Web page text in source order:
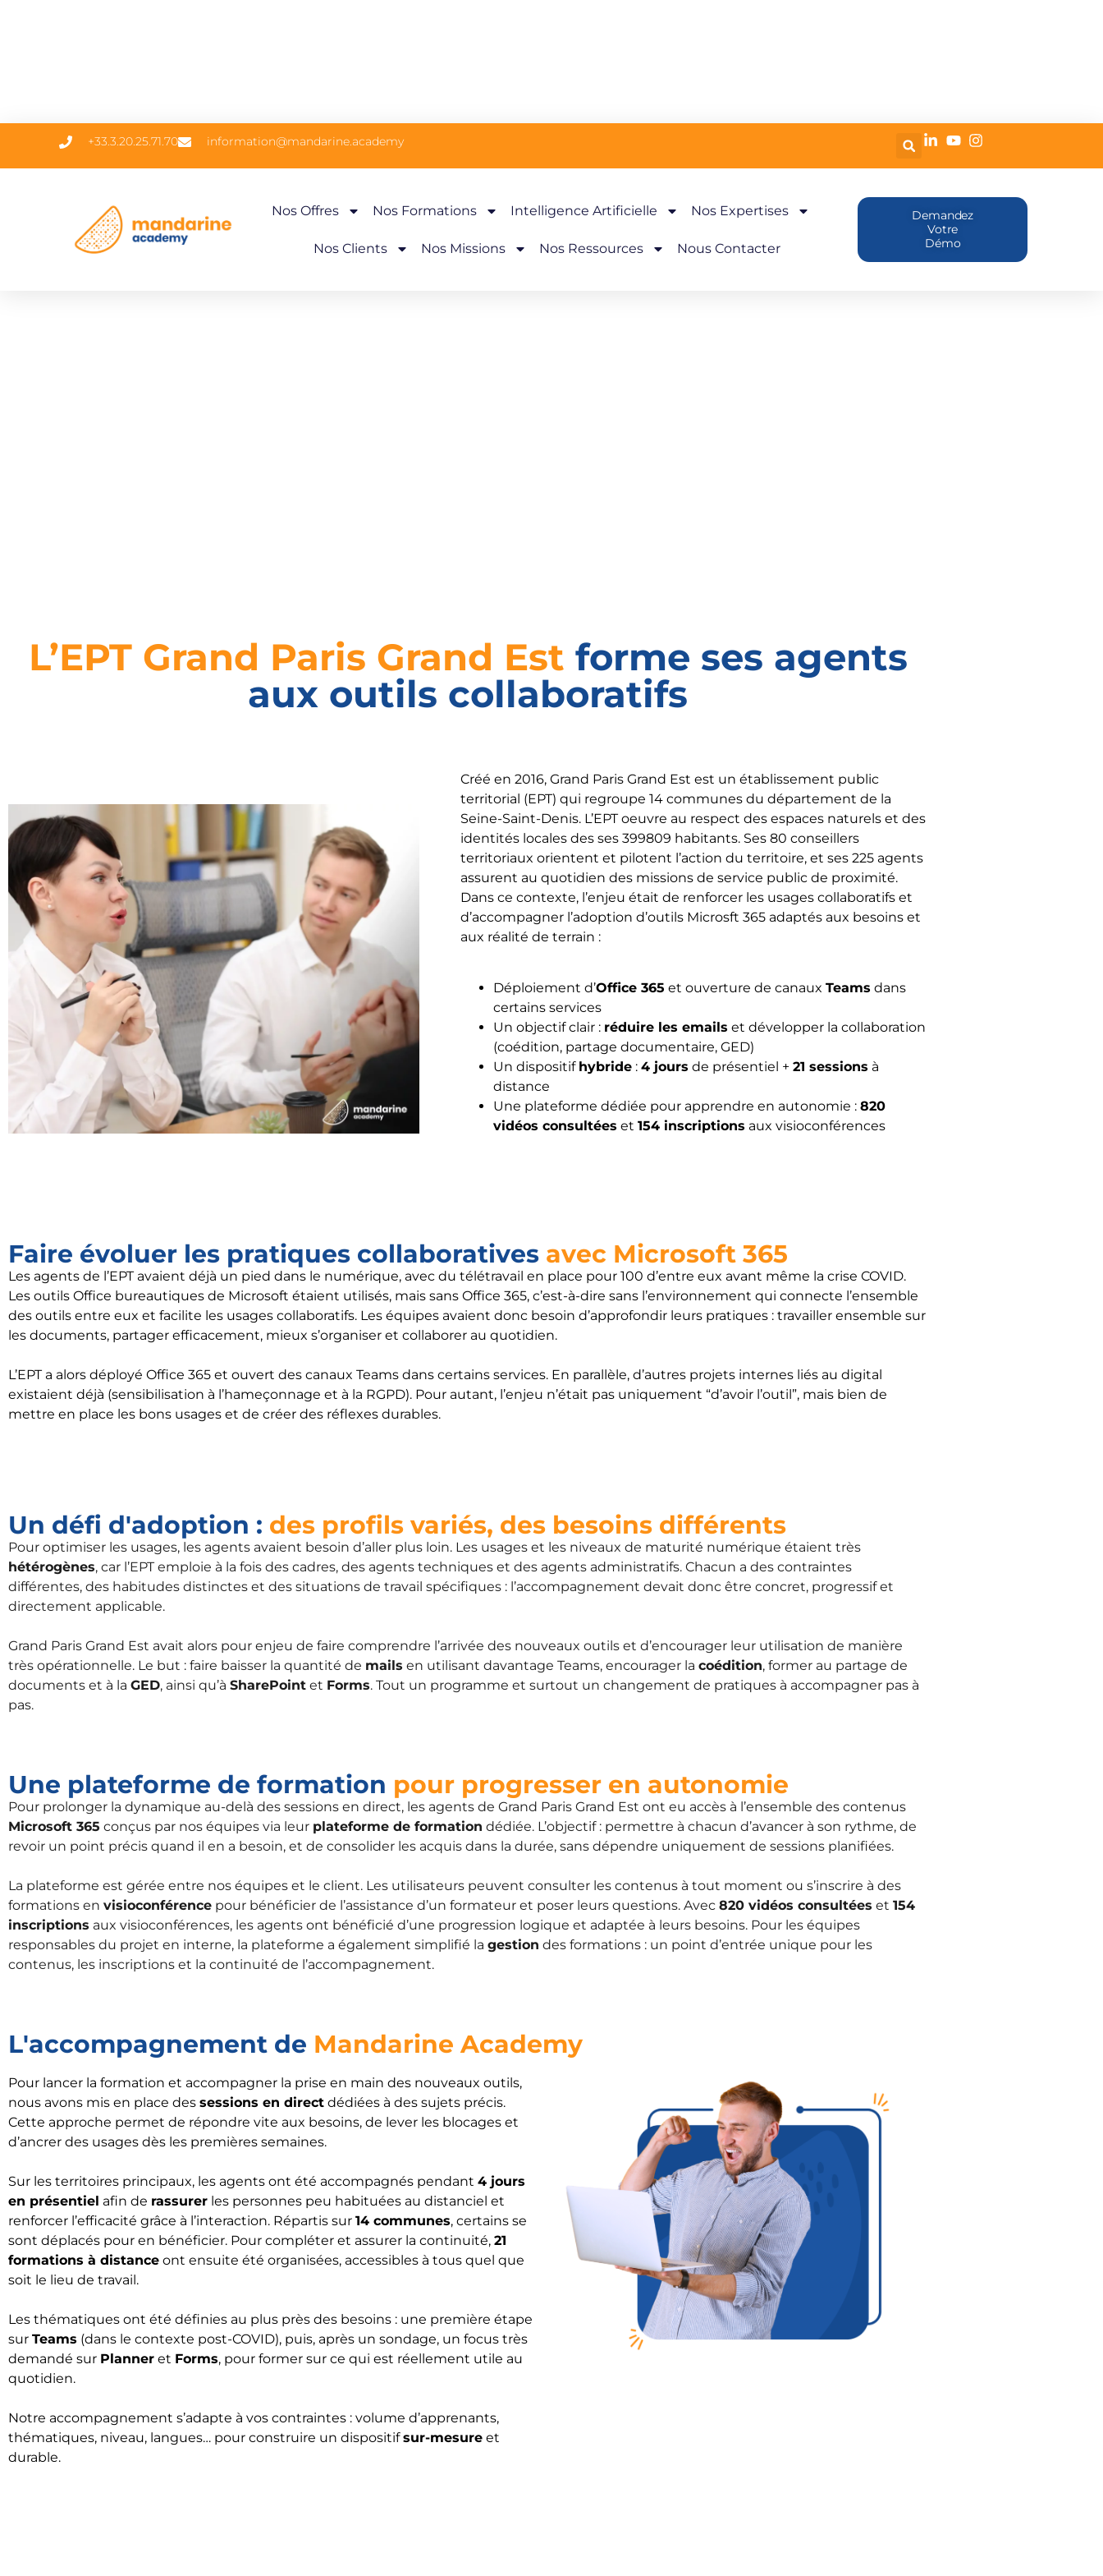
+33.3.20.25.71.70 information@mandarine.academy
Nos Offres Nos Formations Intelligence Artificielle Nos Expertises
Nos Clients Nos Missions Nos Ressources Nous Contacter
Demandez
Votre
Démo
L’EPT Grand Paris Grand Est forme ses agents
aux outils collaboratifs
Créé en 2016, Grand Paris Grand Est est un établissement public
territorial (EPT) qui regroupe 14 communes du département de la
Seine-Saint-Denis. L’EPT oeuvre au respect des espaces naturels et des
identités locales des ses 399809 habitants. Ses 80 conseillers
territoriaux orientent et pilotent l’action du territoire, et ses 225 agents
assurent au quotidien des missions de service public de proximité.
Dans ce contexte, l’enjeu était de renforcer les usages collaboratifs et
d’accompagner l’adoption d’outils Microsft 365 adaptés aux besoins et
aux réalité de terrain :
Déploiement d’Office 365 et ouverture de canaux Teams dans
certains services
Un objectif clair : réduire les emails et développer la collaboration
(coédition, partage documentaire, GED)
Un dispositif hybride: 4 jours de présentiel + 21 sessions à
distance
Une plateforme dédiée pour apprendre en autonomie : 820
vidéos consultées et 154 inscriptions aux visioconférences
Faire évoluer les pratiques collaboratives avec Microsoft 365
Les agents de l’EPT avaient déjà un pied dans le numérique, avec du télétravail en place pour 100 d’entre eux avant même la crise COVID.
Les outils Office bureautiques de Microsoft étaient utilisés, mais sans Office 365, c’est-à-dire sans l’environnement qui connecte l’ensemble
des outils entre eux et facilite les usages collaboratifs. Les équipes avaient donc besoin d’approfondir leurs pratiques : travailler ensemble sur
les documents, partager efficacement, mieux s’organiser et collaborer au quotidien.
L’EPT a alors déployé Office 365 et ouvert des canaux Teams dans certains services. En parallèle, d’autres projets internes liés au digital
existaient déjà (sensibilisation à l’hameçonnage et à la RGPD). Pour autant, l’enjeu n’était pas uniquement “d’avoir l’outil”, mais bien de
mettre en place les bons usages et de créer des réflexes durables.
Un défi d'adoption : des profils variés, des besoins différents
Pour optimiser les usages, les agents avaient besoin d’aller plus loin. Les usages et les niveaux de maturité numérique étaient très
hétérogènes, car l’EPT emploie à la fois des cadres, des agents techniques et des agents administratifs. Chacun a des contraintes
différentes, des habitudes distinctes et des situations de travail spécifiques : l’accompagnement devait donc être concret, progressif et
directement applicable.
Grand Paris Grand Est avait alors pour enjeu de faire comprendre l’arrivée des nouveaux outils et d’encourager leur utilisation de manière
très opérationnelle. Le but : faire baisser la quantité de mails en utilisant davantage Teams, encourager la coédition, former au partage de
documents et à la GED, ainsi qu’à SharePoint et Forms. Tout un programme et surtout un changement de pratiques à accompagner pas à
pas.
Une plateforme de formation pour progresser en autonomie
Pour prolonger la dynamique au-delà des sessions en direct, les agents de Grand Paris Grand Est ont eu accès à l’ensemble des contenus
Microsoft 365 conçus par nos équipes via leur plateforme de formation dédiée. L’objectif : permettre à chacun d’avancer à son rythme, de
revoir un point précis quand il en a besoin, et de consolider les acquis dans la durée, sans dépendre uniquement de sessions planifiées.
La plateforme est gérée entre nos équipes et le client. Les utilisateurs peuvent consulter les contenus à tout moment ou s’inscrire à des
formations en visioconférence pour bénéficier de l’assistance d’un formateur et poser leurs questions. Avec 820 vidéos consultées et 154
inscriptions aux visioconférences, les agents ont bénéficié d’une progression logique et adaptée à leurs besoins. Pour les équipes
responsables du projet en interne, la plateforme a également simplifié la gestion des formations : un point d’entrée unique pour les
contenus, les inscriptions et la continuité de l’accompagnement.
L'accompagnement de Mandarine Academy
Pour lancer la formation et accompagner la prise en main des nouveaux outils,
nous avons mis en place des sessions en direct dédiées à des sujets précis.
Cette approche permet de répondre vite aux besoins, de lever les blocages et
d’ancrer des usages dès les premières semaines.
Sur les territoires principaux, les agents ont été accompagnés pendant 4 jours
en présentiel afin de rassurer les personnes peu habituées au distanciel et
renforcer l’efficacité grâce à l’interaction. Répartis sur 14 communes, certains se
sont déplacés pour en bénéficier. Pour compléter et assurer la continuité, 21
formations à distance ont ensuite été organisées, accessibles à tous quel que
soit le lieu de travail.
Les thématiques ont été définies au plus près des besoins : une première étape
sur Teams (dans le contexte post-COVID), puis, après un sondage, un focus très
demandé sur Planner et Forms, pour former sur ce qui est réellement utile au
quotidien.
Notre accompagnement s’adapte à vos contraintes : volume d’apprenants,
thématiques, niveau, langues… pour construire un dispositifsur-mesure et
durable.